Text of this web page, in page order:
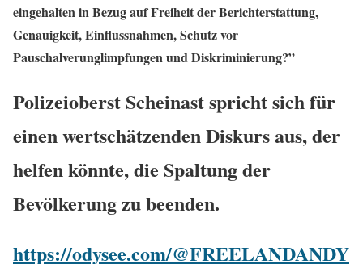
eingehalten in Bezug auf Freiheit der Berichterstattung,
Genauigkeit, Einflussnahmen, Schutz vor
Pauschalverunglimpfungen und Diskriminierung?”
Polizeioberst Scheinast spricht sich für
einen wertschätzenden Diskurs aus, der
helfen könnte, die Spaltung der
Bevölkerung zu beenden.
https://odysee.com/@FREELANDANDY